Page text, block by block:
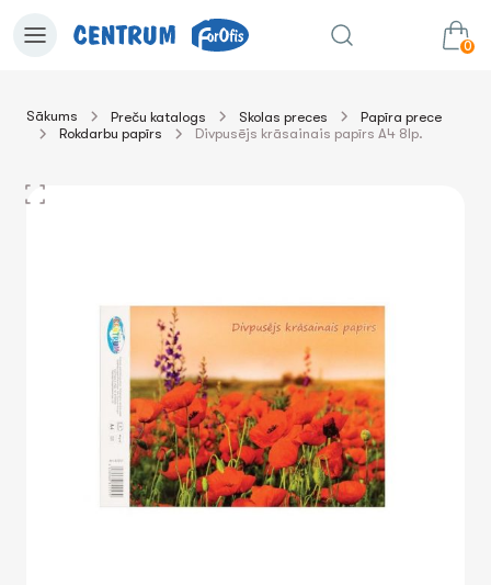
0
uz grozu Summa:0.00€
Sākums Preču katalogs Skolas preces
Papīra prece
Rokdarbu papīrs
Divpusējs krāsainais papīrs A4 8lp.